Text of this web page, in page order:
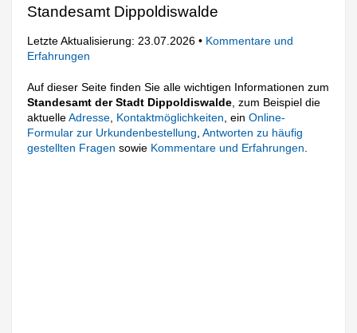
Standesamt Dippoldiswalde
Letzte Aktualisierung: 23.07.2026 • Kommentare und
Erfahrungen
Auf dieser Seite finden Sie alle wichtigen Informationen zum
Standesamt der Stadt Dippoldiswalde , zum Beispiel die
aktuelleAdresse Kontaktmöglichkeiten , einOnline-
Formular zur Urkundenbestellung ,Antworten zu häufig
gestellten Fragen sowie Kommentare und Erfahrungen